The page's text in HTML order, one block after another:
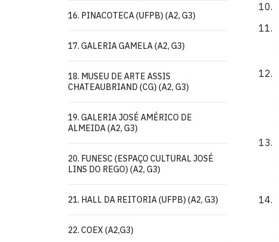
16. PINACOTECA (UFPB) (A2, G3)
17. GALERIA GAMELA (A2, G3)
18. MUSEU DE ARTE ASSIS
CHATEAUBRIAND (CG) (A2, G3)
19. GALERIA JOSÉ AMÉRICO DE
ALMEIDA (A2, G3)
20. FUNESC (ESPAÇO CULTURAL JOSÉ
LINS DO REGO) (A2, G3)
21. HALL DA REITORIA (UFPB) (A2, G3)
22. COEX (A2,G3)